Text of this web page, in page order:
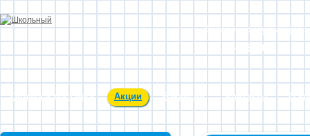
Заказ и консультация:
54-55-60
Оплата и доставка Акции Вакансии Контакты О